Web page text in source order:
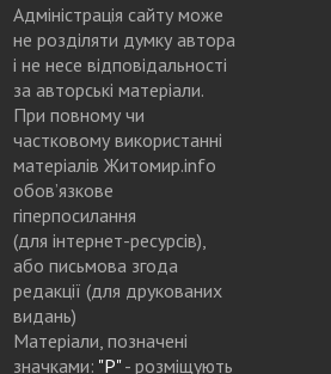
Адміністрація сайту може
не розділяти думку автора
і не несе відповідальності
за авторські матеріали.
При повному чи
частковому використанні
матеріалів Житомир.info
обов’язкове
гіперпосилання
(для інтернет-ресурсів),
або письмова згода
редакції (для друкованих
видань)
Матеріали, позначені
значками: "Р"- розміщують